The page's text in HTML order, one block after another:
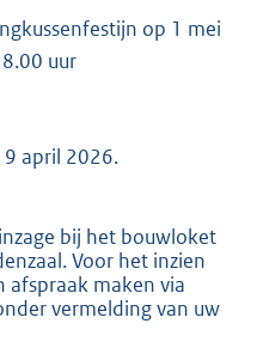
b
op 1 mei
uur
9 april 2026.
bij het bouwloket
Voor het inzien
afspraak maken via
vermelding van uw